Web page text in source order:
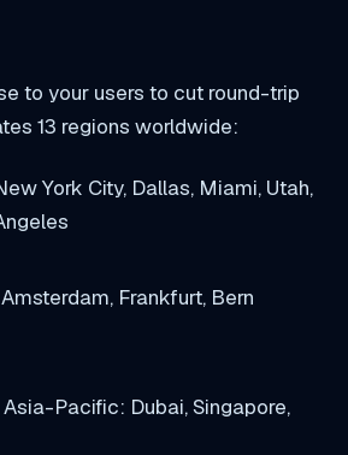
to your users to cut round-trip
13 regions worldwide:
York City, Dallas, Miami, Utah,
Frankfurt, Bern
Pacific: Dubai, Singapore,